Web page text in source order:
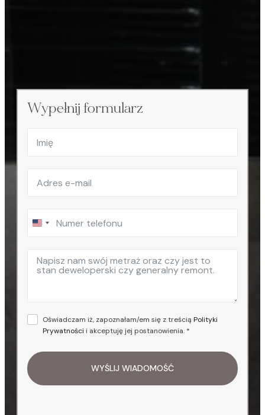
Wypełnij formularz
United
+1
Oświadczam iż, zapoznałam/em się z treścią Polityki
Prywatności i akceptuję jej postanowienia. *
WYŚLIJ WIADOMOŚĆ